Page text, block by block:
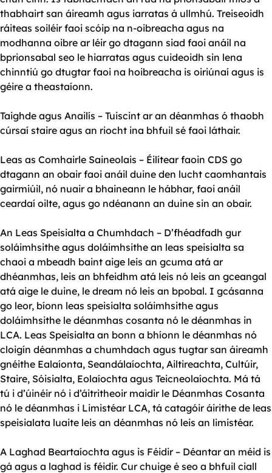
thabhairt san áireamh agus iarratas á ullmhú. Treiseoidh
ráiteas soiléir faoi scóip na n-oibreacha agus na
modhanna oibre ar léir go dtagann siad faoi anáil na
bprionsabal seo le hiarratas agus cuideoidh sin lena
chinntiú go dtugtar faoi na hoibreacha is oiriúnaí agus is
géire a theastaíonn.
Taighde agus Anailís – Tuiscint ar an déanmhas ó thaobh
cúrsaí staire agus an riocht ina bhfuil sé faoi láthair.
Leas as Comhairle Saineolais – Éilítear faoin CDS go
dtagann an obair faoi anáil duine den lucht caomhantais
gairmiúil, nó nuair a bhaineann le hábhar, faoi anáil
ceardaí oilte, agus go ndéanann an duine sin an obair.
An Leas Speisialta a Chumhdach – D’fhéadfadh gur
soláimhsithe agus doláimhsithe an leas speisialta sa
chaoi a mbeadh baint aige leis an gcuma atá ar
dhéanmhas, leis an bhfeidhm atá leis nó leis an gceangal
atá aige le duine, le dream nó leis an bpobal. I gcásanna
go leor, bíonn leas speisialta soláimhsithe agus
doláimhsithe le déanmhas cosanta nó le déanmhas in
LCA. Leas Speisialta an bonn a bhíonn le déanmhas nó
cloigín déanmhas a chumhdach agus tugtar san áireamh
gnéithe Ealaíonta, Seandálaíochta, Ailtireachta, Cultúir,
Staire, Sóisialta, Eolaíochta agus Teicneolaíochta. Má tá
tú i d’úinéir nó i d’áitritheoir maidir le Déanmhas Cosanta
nó le déanmhas i Limistéar LCA, tá catagóir áirithe de leas
speisialata luaite leis an déanmhas nó leis an limistéar.
A Laghad Beartaíochta agus is Féidir – Déantar an méid is
gá agus a laghad is féidir. Cur chuige é seo a bhfuil ciall